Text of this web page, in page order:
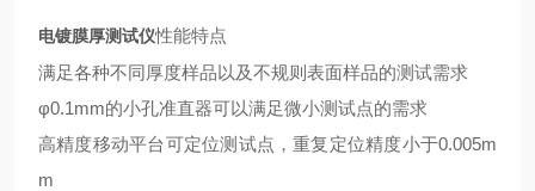
电镀膜厚测试仪性能特点
满足各种不同厚度样品以及不规则表面样品的测试需求
φ0.1mm的小孔准直器可以满足微小测试点的需求
高精度移动平台可定位测试点，重复定位精度小于0.005m
m